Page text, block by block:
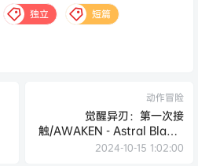
独立 短篇
动作冒险
觉醒异刃：第一次接
触/AWAKEN - Astral Blade:
First Contact
2024-10-15 1:02:00